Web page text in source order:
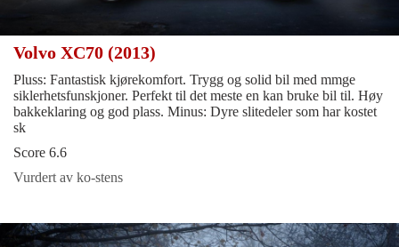
Volvo XC70 (2013)
Pluss: Fantastisk kjørekomfort. Trygg og solid bil med mmge
siklerhetsfunskjoner. Perfekt til det meste en kan bruke bil til. Høy
bakkeklaring og god plass. Minus: Dyre slitedeler som har kostet
sk
Score 6.6
Vurdert av ko-stens